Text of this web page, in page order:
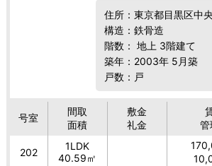
住所：東京都目黒区中
構造：鉄骨造
階数： 地上 3階建て
築年：2003年 5月築
戸数：戸
号室
間取
面積
敷金
礼金
202
1LDK
40.59㎡